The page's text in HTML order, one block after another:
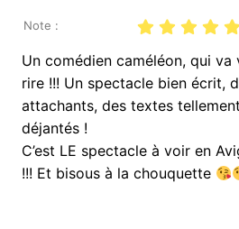
Note :
Un comédien caméléon, qui
rire !!! Un spectacle bien écrit,
attachants, des textes
déjantés !
C’est LE spectacle à voir en
!!! Et bisous à la chouquette